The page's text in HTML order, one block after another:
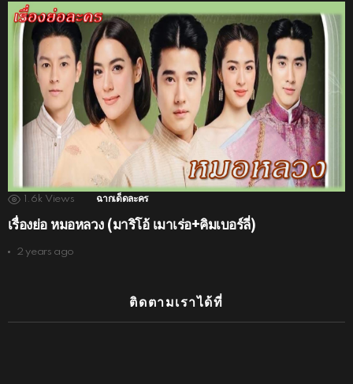
1.6k Views ฉากเด็ดละคร
เรื่องย่อ หมอหลวง (มาริโอ้ เมาเร่อ+คิมเบอร์ลี่)
2 years ago
ติดตามเราได้ที่